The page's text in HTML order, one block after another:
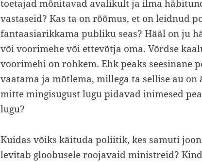
toetajad mõnitavad avalikult ja ilma
vastaseid? Kas ta on rõõmus, et on leidnud
fantaasiarikkama publiku seas? Hääl on ju
või voorimehe või ettevõtja oma. Võrdse
voorimehi on rohkem. Ehk peaks seesinane
vaatama ja mõtlema, millega ta sellise au on
mitte mingisugust lugu pidavad inimesed
lugu?
Kuidas võiks käituda poliitik, kes samuti
levitab gloobusele roojavaid ministreid?